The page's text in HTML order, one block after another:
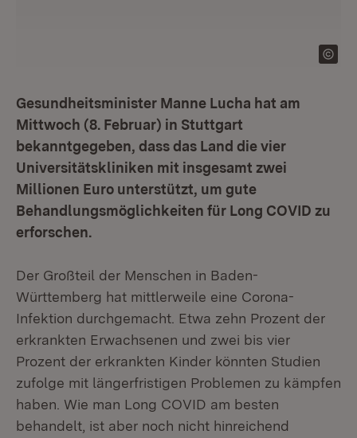
Gesundheitsminister Manne Lucha hat am
Mittwoch (8. Februar) in Stuttgart
bekanntgegeben, dass das Land die vier
Universitätskliniken mit insgesamt zwei
Millionen Euro unterstützt, um gute
Behandlungsmöglichkeiten für Long COVID zu
erforschen.
Der Großteil der Menschen in Baden-
Württemberg hat mittlerweile eine Corona-
Infektion durchgemacht. Etwa zehn Prozent der
erkrankten Erwachsenen und zwei bis vier
Prozent der erkrankten Kinder könnten Studien
zufolge mit längerfristigen Problemen zu kämpfen
haben. Wie man Long COVID am besten
behandelt, ist aber noch nicht hinreichend